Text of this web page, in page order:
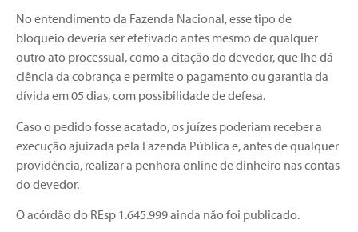
No entendimento da Fazenda Nacional, esse tipo de
bloqueio deveria ser efetivado antes mesmo de qualquer
outro ato processual, como a citação do devedor, que lhe dá
ciência da cobrança e permite o pagamento ou garantia da
dívida em 05 dias, com possibilidade de defesa.
Caso o pedido fosse acatado, os juízes poderiam receber a
execução ajuizada pela Fazenda Pública e, antes de qualquer
providência, realizar a penhora online de dinheiro nas contas
do devedor.
O acórdão do REsp 1.645.999 ainda não foi publicado.